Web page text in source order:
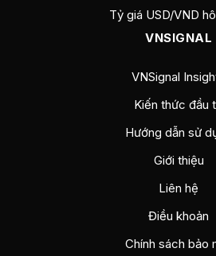
Tỷ giá USD/VND
VNSIGNAL
VNSignal
Kiến thức đầu
Hướng dẫn sử
Giới thiệu
Liên hệ
Điều khoản
Chính sách bảo